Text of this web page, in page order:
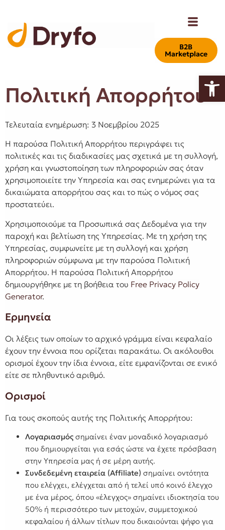
Β2Β
Marketplace
Πολιτική Απορρήτου
Τελευταία ενημέρωση: 3 Νοεμβρίου 2025
Η παρούσα Πολιτική Απορρήτου περιγράφει τις
πολιτικές και τις διαδικασίες μας σχετικά με τη συλλογή,
χρήση και γνωστοποίηση των πληροφοριών σας όταν
χρησιμοποιείτε την Υπηρεσία και σας ενημερώνει για τα
δικαιώματα απορρήτου σας και το πώς ο νόμος σας
προστατεύει.
Χρησιμοποιούμε τα Προσωπικά σας Δεδομένα για την
παροχή και βελτίωση της Υπηρεσίας. Με τη χρήση της
Υπηρεσίας, συμφωνείτε με τη συλλογή και χρήση
πληροφοριών σύμφωνα με την παρούσα Πολιτική
Απορρήτου. Η παρούσα Πολιτική Απορρήτου
δημιουργήθηκε με τη βοήθεια του Free Privacy Policy
Generator.
Ερμηνεία
Οι λέξεις των οποίων το αρχικό γράμμα είναι κεφαλαίο
έχουν την έννοια που ορίζεται παρακάτω. Οι ακόλουθοι
ορισμοί έχουν την ίδια έννοια, είτε εμφανίζονται σε ενικό
είτε σε πληθυντικό αριθμό.
Ορισμοί
Για τους σκοπούς αυτής της Πολιτικής Απορρήτου:
Λογαριασμός σημαίνει έναν μοναδικό λογαριασμό
που δημιουργείται για εσάς ώστε να έχετε πρόσβαση
στην Υπηρεσία μας ή σε μέρη αυτής.
Συνδεδεμένη εταιρεία (Affiliate) σημαίνει οντότητα
που ελέγχει, ελέγχεται από ή τελεί υπό κοινό έλεγχο
με ένα μέρος, όπου «έλεγχος» σημαίνει ιδιοκτησία του
50% ή περισσότερο των μετοχών, συμμετοχικού
κεφαλαίου ή άλλων τίτλων που δικαιούνται ψήφο για